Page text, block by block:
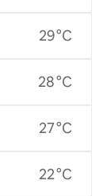
29 °C
28 °C
27 °C
22 °C